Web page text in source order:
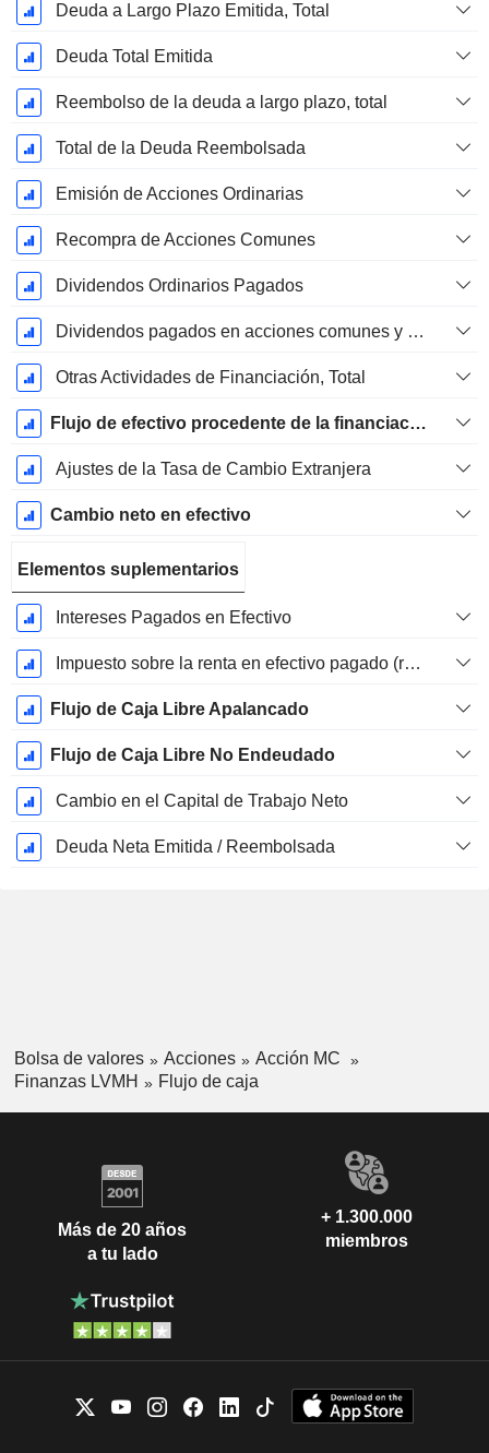
Deuda a Largo Plazo Emitida, Total
Deuda Total Emitida
Reembolso de la deuda a largo plazo, total
Total de la Deuda Reembolsada
Emisión de Acciones Ordinarias
Recompra de Acciones Comunes
Dividendos Ordinarios Pagados
Dividendos pagados en acciones comunes y preferentes
Otras Actividades de Financiación, Total
Flujo de efectivo procedente de la financiación
Ajustes de la Tasa de Cambio Extranjera
Cambio neto en efectivo
Elementos suplementarios
Intereses Pagados en Efectivo
Impuesto sobre la renta en efectivo pagado (reembolso)
Flujo de Caja Libre Apalancado
Flujo de Caja Libre No Endeudado
Cambio en el Capital de Trabajo Neto
Deuda Neta Emitida / Reembolsada
Bolsa de valores Acciones
Acción MC
Finanzas LVMH
Flujo de caja
Más de 20 años
a tu lado
+ 1.300.000
miembros